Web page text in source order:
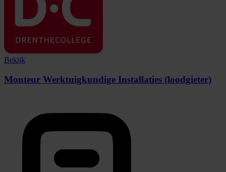
Bekijk
Monteur Werktuigkundige Installaties (loodgieter)